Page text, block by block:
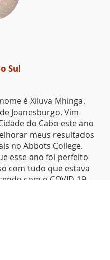
Sul
é Xiluva Mhinga.
Joanesburgo. Vim
do Cabo este ano
meus resultados
no Abbots College.
esse ano foi perfeito
com tudo que estava
com o COVID-19.